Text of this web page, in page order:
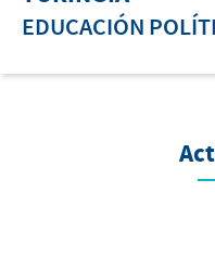
EDUCACIÓN